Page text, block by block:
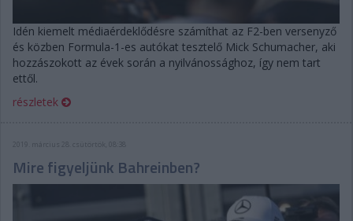
Idén kiemelt médiaérdeklődésre számíthat az F2-ben versenyző
és közben Formula-1-es autókat tesztelő Mick Schumacher, aki
hozzászokott az évek során a nyilvánossághoz, így nem tart
ettől.
részletek
2019. március 28. csütörtök, 08:38
Mire figyeljünk Bahreinben?